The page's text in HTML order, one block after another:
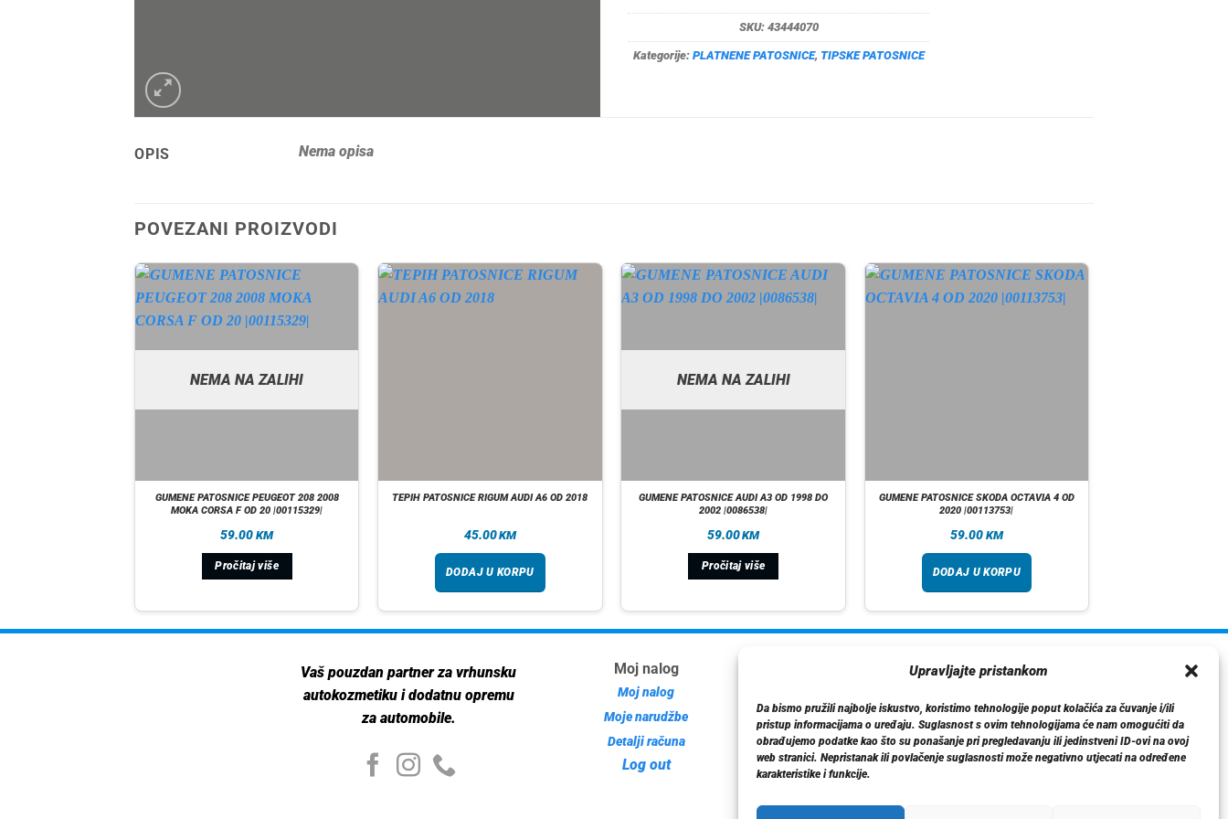
Upravljajte pristankom
Da bismo pružili najbolje iskustvo, koristimo tehnologije poput kolačića za čuvanje i/ili
pristup informacijama o uređaju. Suglasnost s ovim tehnologijama će nam omogućiti da
obrađujemo podatke kao što su ponašanje pri pregledavanju ili jedinstveni ID-ovi na ovoj
web stranici. Nepristanak ili povlačenje suglasnosti može negativno utjecati na određene
karakteristike i funkcije.
SKU: 43444070
Kategorije: PLATNENE PATOSNICE, TIPSKE PATOSNICE
OPIS Nema opisa
POVEZANI PROIZVODI
NEMA NA ZALIHI
GUMENE PATOSNICE PEUGEOT 208 2008
MOKA CORSA F OD 20 |00115329|
59.00 KM
Pročitaj više
TEPIH PATOSNICE RIGUM AUDI A6 OD 2018
45.00KM
DODAJ U KORPU
NEMA NA ZALIHI
GUMENE PATOSNICE AUDI A3 OD 1998 DO
2002 |0086538|
59.00KM
Pročitaj više
GUMENE PATOSNICE SKODA OCTAVIA 4 OD
2020 |00113753|
59.00 KM
DODAJ U KORPU
Vaš pouzdan partner za vrhunsku
autokozmetiku i dodatnu opremu
za automobile.
Moj nalog
Moj nalog
Moje narudžbe
Detalji računa
Log out
Dostava
Politika privatnosti
Kontakt